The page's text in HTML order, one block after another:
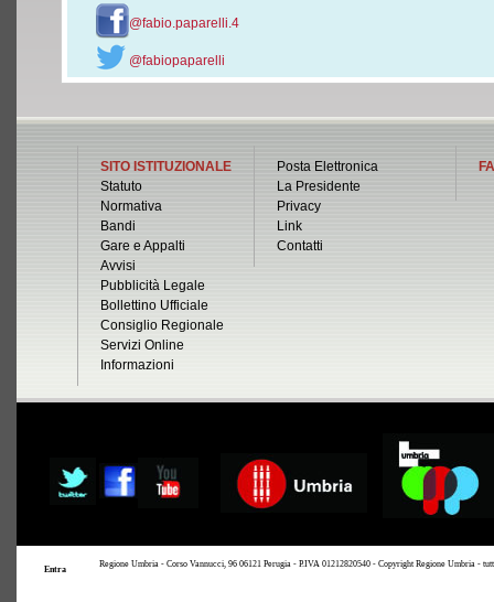
@fabio.paparelli.4
@fabiopaparelli
SITO ISTITUZIONALE
Statuto
Normativa
Bandi
Gare e Appalti
Avvisi
Pubblicità Legale
Bollettino Ufficiale
Consiglio Regionale
Servizi Online
Informazioni
Posta Elettronica
La Presidente
Privacy
Link
Contatti
Entra
Regione Umbria - Corso Vannucci, 96 06121 Perugia - P.IVA 01212820540 - Copyright Regione Umbria -